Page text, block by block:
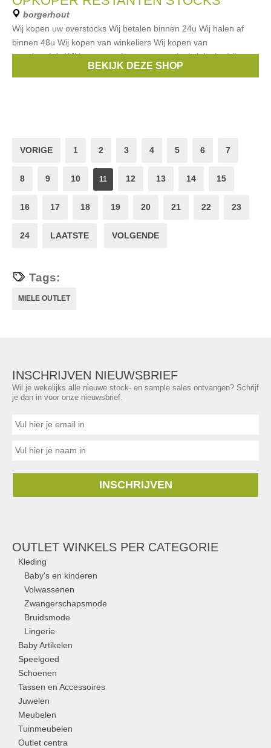
borgerhout
Wij kopen uw overstocks Wij betalen binnen 24u Wij halen af
binnen 48u Wij kopen van winkeliers Wij kopen van
groothandels Wij kopen van importeurs en logistieke bedrijven
Wij van opkoperstocksBEKIJK DEZE SHOP
VORIGE 1 2 3 4 5 6 7
8 9 10 11 12 13 14 15
16 17 18 19 20 21 22 23
24 LAATSTE VOLGENDE
Tags:
MIELE OUTLET
INSCHRIJVEN NIEUWSBRIEF
Wil je wekelijks alle nieuwe stock- en sample sales ontvangen? Schrijf
je dan in voor onze nieuwsbrief.
INSCHRIJVEN
OUTLET WINKELS PER CATEGORIE
Kleding
Baby's en kinderen
Volwassenen
Zwangerschapsmode
Bruidsmode
Lingerie
Baby Artikelen
Speelgoed
Schoenen
Tassen en Accessoires
Juwelen
Meubelen
Tuinmeubelen
Outlet centra